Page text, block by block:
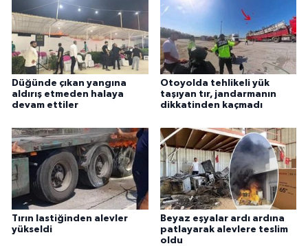
Düğünde çıkan yangına
aldırış etmeden halaya
devam ettiler
Otoyolda tehlikeli yük
taşıyan tır, jandarmanın
dikkatinden kaçmadı
Tırın lastiğinden alevler
yükseldi
Beyaz eşyalar ardı ardına
patlayarak alevlere teslim
oldu